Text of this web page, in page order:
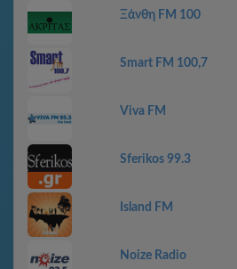
Ξάνθη FM 100
Smart FM 100,7
Viva FM
Sferikos 99.3
Island FM
Noize Radio